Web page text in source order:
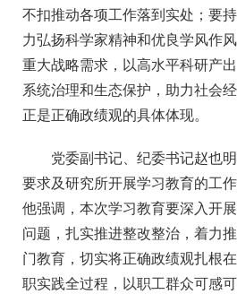
不扣推动各项工作落到实处；要
力弘扬科学家精神和优良学风作
重大战略需求，以高水平科研产
系统治理和生态保护，助力社会
正是正确政绩观的具体体现。
党委副书记、纪委书记赵也
要求及研究所开展学习教育的工
他强调，本次学习教育要深入开
问题，扎实推进整改整治，着力
门教育，切实将正确政绩观扎根
职实践全过程，以职工群众可感